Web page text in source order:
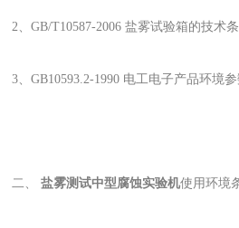
2、GB/T10587-2006 盐雾试验箱的技术
3、GB10593.2-1990 电工电子产品环境
二、盐雾测试中型腐蚀实验机使用环境